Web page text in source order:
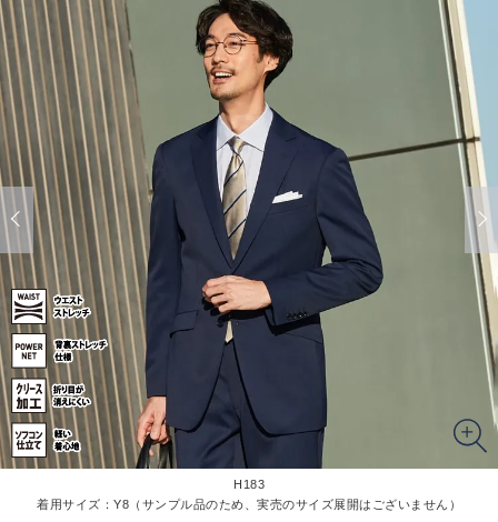
H183
着用サイズ：Y8（サンプル品のため、実売のサイズ展開はございません）